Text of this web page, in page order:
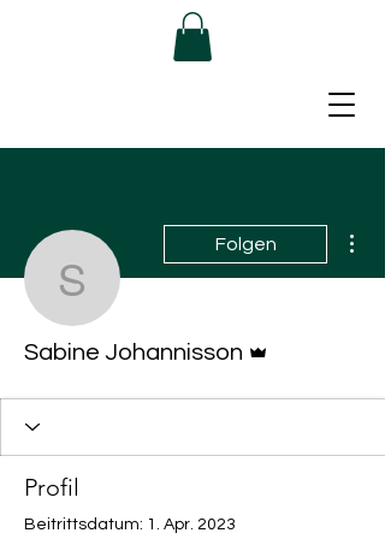
Sabine
Folgen
Sabine Johannisson
Profil
Beitrittsdatum: 1. Apr. 2023